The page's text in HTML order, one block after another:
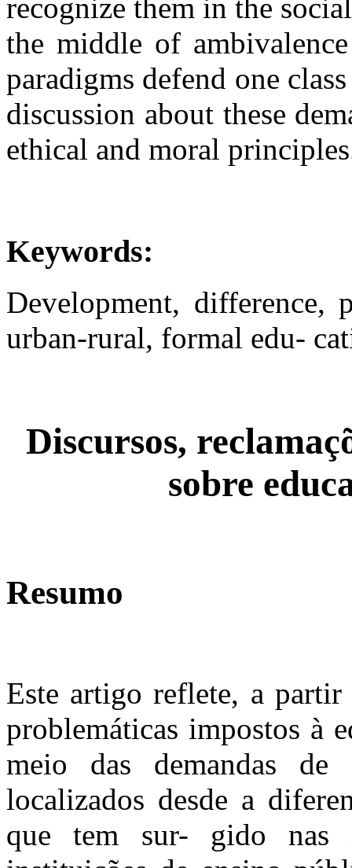
recognize them in the
the middle of
paradigms defend one
discussion about these
ethical and moral
Keywords:
Development, difference,
urban-rural, formal edu-
Discursos,
sobre
Resumo
Este artigo reflete, a partir
problemáticas impostos à
meio das demandas de
localizados desde a
que tem sur- gido nas